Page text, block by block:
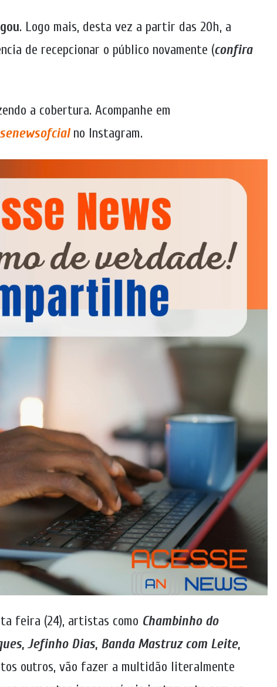
. Logo mais, desta vez a partir das 20h, a
de recepcionar o público novamente (confira
a cobertura. Acompanhe em
no Instagram.
feira (24), artistas como Chambinho do
, Jefinho Dias, Banda Mastruz com Leite,
outros, vão fazer a multidão literalmente